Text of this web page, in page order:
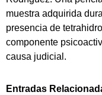
muestra adquirida
presencia de
componente
causa judicial.
Entradas